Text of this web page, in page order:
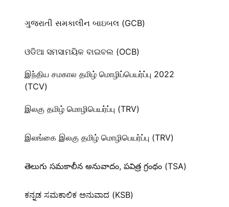
ગુજરાતી સમકાલીન બાઇબલ (GCB)
ଓଡିଆ ସମସାମୟିକ ବାଇବଲ (OCB)
இந்திய சமகால தமிழ் மொழிப்பெயர்ப்பு 2022
(TCV)
இலகு தமிழ் மொழிபெயர்ப்பு (TRV)
இலங்கை இலகு தமிழ் மொழிபெயர்ப்பு (TRV)
తెలుగు సమకాలీన అనువాదం, పవిత్ర గ్రంథం (TSA)
ಕನ್ನಡ ಸಮಕಾಲಿಕ ಅನುವಾದ (KSB)